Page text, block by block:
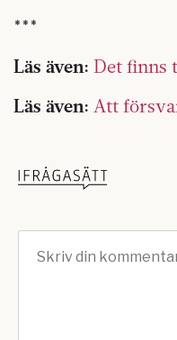
***
Läs även: Det finns
Läs även: Att